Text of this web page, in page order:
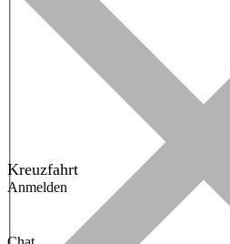
Kreuzfahrt
Anmelden